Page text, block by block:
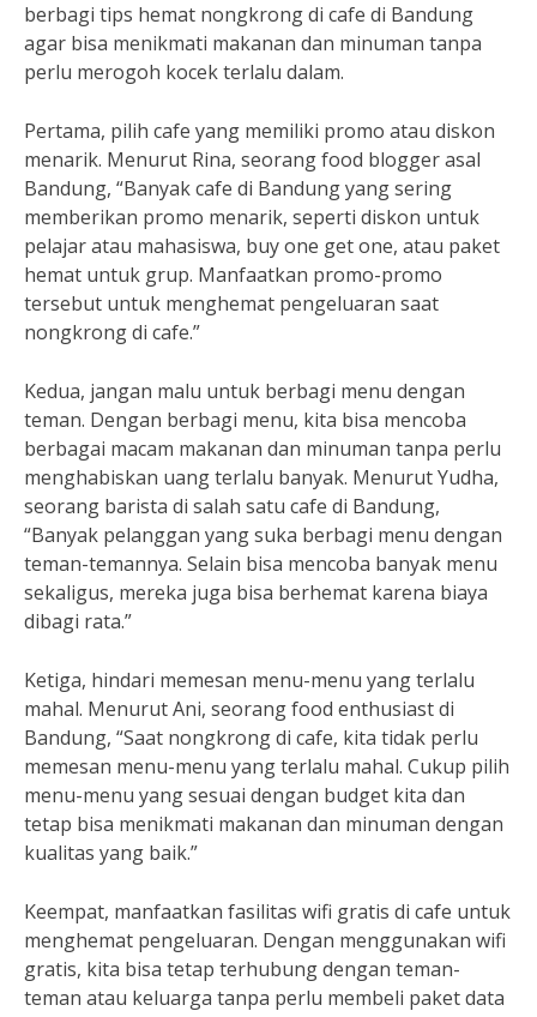
berbagi tips hemat nongkrong di cafe di Bandung
agar bisa menikmati makanan dan minuman tanpa
perlu merogoh kocek terlalu dalam.
Pertama, pilih cafe yang memiliki promo atau diskon
menarik. Menurut Rina, seorang food blogger asal
Bandung, “Banyak cafe di Bandung yang sering
memberikan promo menarik, seperti diskon untuk
pelajar atau mahasiswa, buy one get one, atau paket
hemat untuk grup. Manfaatkan promo-promo
tersebut untuk menghemat pengeluaran saat
nongkrong di cafe.”
Kedua, jangan malu untuk berbagi menu dengan
teman. Dengan berbagi menu, kita bisa mencoba
berbagai macam makanan dan minuman tanpa perlu
menghabiskan uang terlalu banyak. Menurut Yudha,
seorang barista di salah satu cafe di Bandung,
“Banyak pelanggan yang suka berbagi menu dengan
teman-temannya. Selain bisa mencoba banyak menu
sekaligus, mereka juga bisa berhemat karena biaya
dibagi rata.”
Ketiga, hindari memesan menu-menu yang terlalu
mahal. Menurut Ani, seorang food enthusiast di
Bandung, “Saat nongkrong di cafe, kita tidak perlu
memesan menu-menu yang terlalu mahal. Cukup pilih
menu-menu yang sesuai dengan budget kita dan
tetap bisa menikmati makanan dan minuman dengan
kualitas yang baik.”
Keempat, manfaatkan fasilitas wifi gratis di cafe untuk
menghemat pengeluaran. Dengan menggunakan wifi
gratis, kita bisa tetap terhubung dengan teman-
teman atau keluarga tanpa perlu membeli paket data